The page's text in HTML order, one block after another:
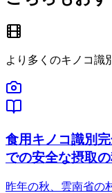
より多くのキノコ識
食用キノコ識別
での安全な摂取
昨年の秋、雲南省の